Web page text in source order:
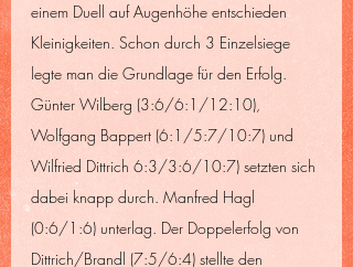
einem Duell auf Augenhöhe entschieden
Kleinigkeiten. Schon durch 3 Einzelsiege
legte man die Grundlage für den Erfolg.
Günter Wilberg (3:6/6:1/12:10),
Wolfgang Bappert (6:1/5:7/10:7) und
Wilfried Dittrich 6:3/3:6/10:7) setzten sich
dabei knapp durch. Manfred Hagl
(0:6/1:6) unterlag. Der Doppelerfolg von
Dittrich/Brandl (7:5/6:4) stellte den